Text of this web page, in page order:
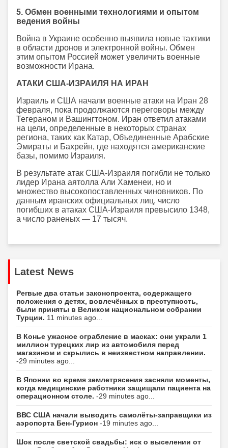
5. Обмен военными технологиями и опытом
ведения войны
Война в Украине особенно выявила новые тактики
в области дронов и электронной войны. Обмен
этим опытом Россией может увеличить военные
возможности Ирана.
АТАКИ США-ИЗРАИЛЯ НА ИРАН
Израиль и США начали военные атаки на Иран 28
февраля, пока продолжаются переговоры между
Тегераном и Вашингтоном. Иран ответил атаками
на цели, определенные в некоторых странах
региона, таких как Катар, Объединенные Арабские
Эмираты и Бахрейн, где находятся американские
базы, помимо Израиля.
В результате атак США-Израиля погибли не только
лидер Ирана аятолла Али Хаменеи, но и
множество высокопоставленных чиновников. По
данным иранских официальных лиц, число
погибших в атаках США-Израиля превысило 1348,
а число раненых — 17 тысяч.
Latest News
Perвые два статьи законопроекта, содержащего
положения о детях, вовлечённых в преступность,
были приняты в Великом национальном собрании
Турции. 11 minutes ago...
В Конье ужасное ограбление в масках: они украли 1
миллион турецких лир из автомобиля перед
магазином и скрылись в неизвестном направлении.
-29 minutes ago...
В Японии во время землетрясения засняли моменты,
когда медицинские работники защищали пациента на
операционном столе. -29 minutes ago...
ВВС США начали выводить самолёты-заправщики из
аэропорта Бен-Гурион -19 minutes ago...
Шок после светской свадьбы: иск о выселении от